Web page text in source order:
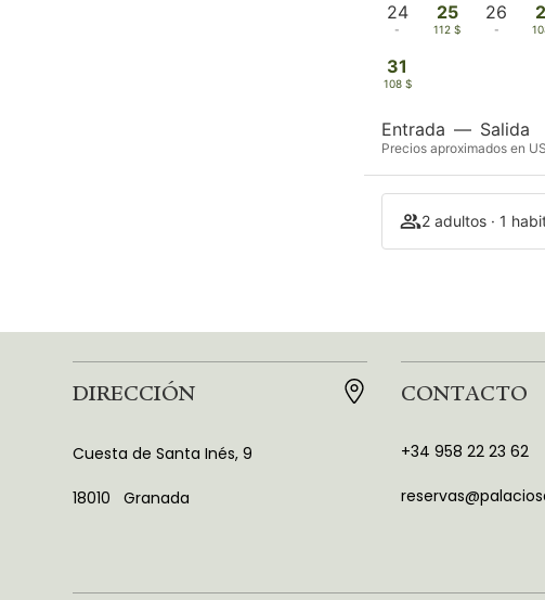
24
-
25
112 $
26
-
31
108 $
Entrada — Salida
Precios aproximados en
2 adultos · 1
DIRECCIÓN
Cuesta de Santa Inés, 9
18010 Granada
CONTACTO
+34 958 22 23 62